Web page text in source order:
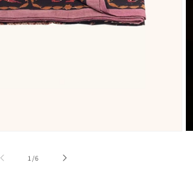
1/von
6